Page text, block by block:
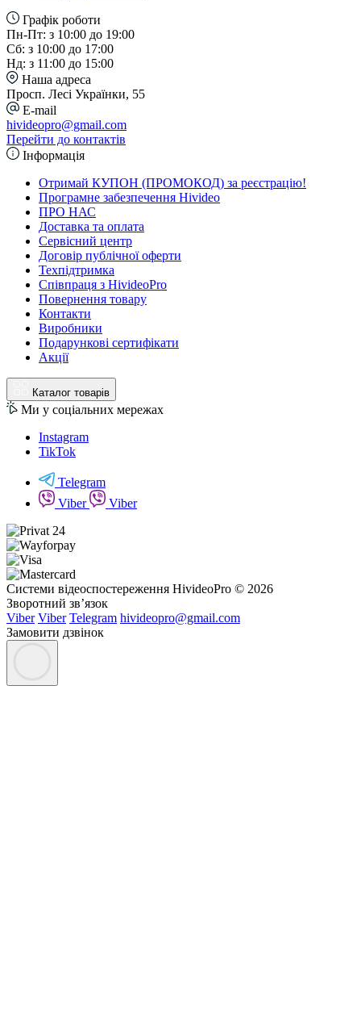
Графік роботи
Пн-Пт: з 10:00 до 19:00
Сб: з 10:00 до 17:00
Нд: з 11:00 до 15:00
Наша адреса
Просп. Лесі Українки, 55
E-mail
hivideopro@gmail.com
Перейти до контактів
Інформація
Отримай КУПОН (ПРОМОКОД) за реєстрацію!
Програмне забезпечення Hivideo
ПРО НАС
Доставка та оплата
Сервісний центр
Договір публічної оферти
Техпідтримка
Співпраця з HivideoPro
Повернення товару
Контакти
Виробники
Подарункові сертифікати
Акції
Каталог товарів
Ми у соціальних мережах
Instagram
TikTok
Telegram
Viber
Viber
Системи відеоспостереження HivideoPro © 2026
Зворотний зв’язок
Viber Viber Telegram hivideopro@gmail.com
Замовити дзвінок